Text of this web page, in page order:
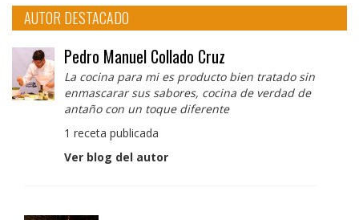
AUTOR DESTACADO
Pedro Manuel Collado Cruz
La cocina para mi es producto bien tratado sin
enmascarar sus sabores, cocina de verdad de
antaño con un toque diferente
1 receta publicada
Ver blog del autor